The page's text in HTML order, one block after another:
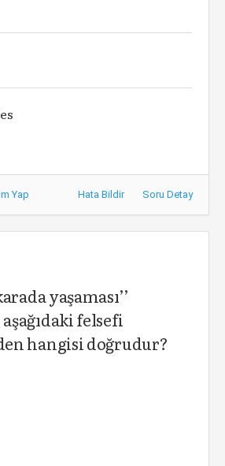
Yap Hata Bildir Soru Detay
yaşaması’’
felsefi
hangisi doğrudur?